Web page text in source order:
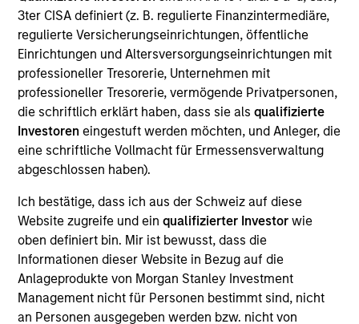
3ter CISA definiert (z. B. regulierte Finanzintermediäre,
regulierte Versicherungseinrichtungen, öffentliche
Einrichtungen und Altersversorgungseinrichtungen mit
professioneller Tresorerie, Unternehmen mit
professioneller Tresorerie, vermögende Privatpersonen,
die schriftlich erklärt haben, dass sie alsqualifizierte
Investoren eingestuft werden möchten, und Anleger, die
eine schriftliche Vollmacht für Ermessensverwaltung
abgeschlossen haben).
Ich bestätige, dass ich aus der Schweiz auf diese
Website zugreife und ein qualifizierter Investor wie
oben definiert bin. Mir ist bewusst, dass die
Informationen dieser Website in Bezug auf die
Anlageprodukte von Morgan Stanley Investment
Management nicht für Personen bestimmt sind, nicht
an Personen ausgegeben werden bzw. nicht von
Information Document (“KIID”), which are available in
English and in the official language of your local
jurisdiction athttps://www.morganstanley.com/im/en-
gb/liquidity-investor/or free of charge from the
Registered Office of Morgan Stanley Liquidity Funds,
European Bank and Business Centre, 6B route de Trèves,
L-2633 Senningerberg, R.C.S. Luxemburg B 29 192.
Information in relation to sustainability aspects of the
Fund and the summary of investor rights is available at the
aforementioned website.
If the management company of the relevant Fund decides
to terminate its arrangement for marketing that Fund in
any EEA country where it is registered for sale, it will do
so in accordance with the relevant UCITS rules.
Please visit ourGlossarypage for fund related terms and
definitions.
Performance data quoted is based on average annualized